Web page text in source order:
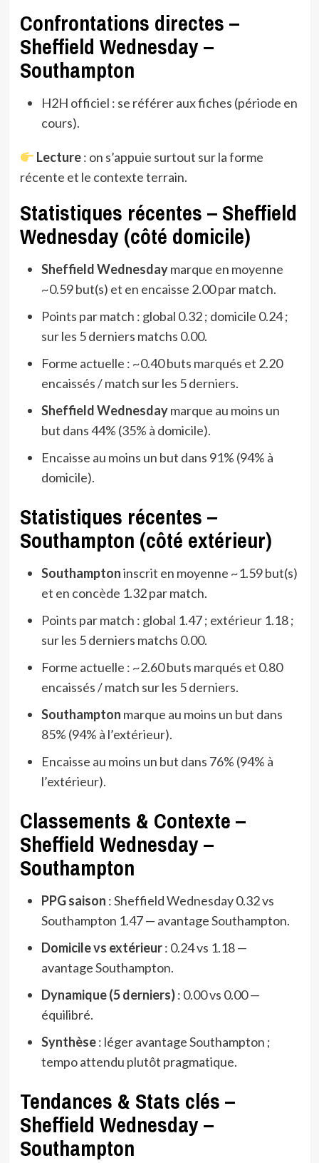
Confrontations directes –
Sheffield Wednesday –
Southampton
H2H officiel : se référer aux fiches (période en
cours).
Lecture: on s’appuie surtout sur la forme
récente et le contexte terrain.
Statistiques récentes – Sheffield
Wednesday (côté domicile)
Sheffield Wednesdaymarque en moyenne
~0.59 but(s) et en encaisse 2.00 par match.
Points par match : global 0.32 ; domicile 0.24 ;
sur les 5 derniers matchs 0.00.
Forme actuelle : ~0.40 buts marqués et 2.20
encaissés / match sur les 5 derniers.
Sheffield Wednesdaymarque au moins un
but dans 44% (35% à domicile).
Encaisse au moins un but dans 91% (94% à
domicile).
Statistiques récentes –
Southampton (côté extérieur)
Southamptoninscrit en moyenne ~1.59 but(s)
et en concède 1.32 par match.
Points par match : global 1.47 ; extérieur 1.18 ;
sur les 5 derniers matchs 0.00.
Forme actuelle : ~2.60 buts marqués et 0.80
encaissés / match sur les 5 derniers.
Southampton marque au moins un but dans
85% (94% à l’extérieur).
Encaisse au moins un but dans 76% (94% à
l’extérieur).
Classements & Contexte –
Sheffield Wednesday –
Southampton
PPG saison : Sheffield Wednesday 0.32 vs
Southampton 1.47 — avantage Southampton.
Domicile vs extérieur: 0.24 vs 1.18 —
avantage Southampton.
Dynamique (5 derniers): 0.00 vs 0.00 —
équilibré.
Synthèse: léger avantage Southampton ;
tempo attendu plutôt pragmatique.
Tendances & Stats clés –
Sheffield Wednesday –
Southampton